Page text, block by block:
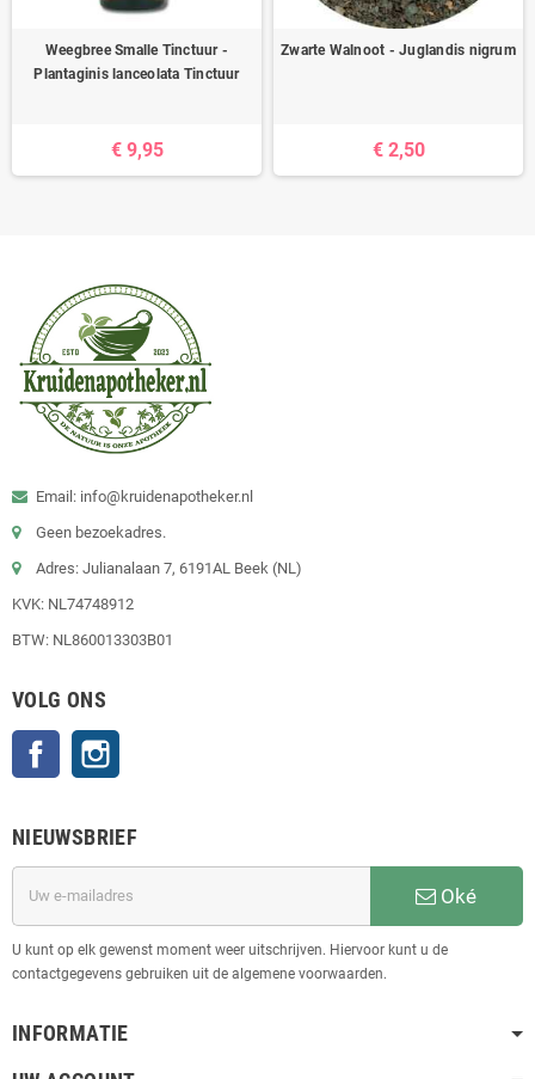
Weegbree Smalle Tinctuur -
Plantaginis lanceolata Tinctuur
€ 9,95
Zwarte Walnoot - Juglandis nigrum
€ 2,50
Email: info@kruidenapotheker.nl
Geen bezoekadres.
Adres: Julianalaan 7, 6191AL Beek (NL)
KVK: NL74748912
BTW: NL860013303B01
VOLG ONS
Facebook
NIEUWSBRIEF
Oké
U kunt op elk gewenst moment weer uitschrijven. Hiervoor kunt u de
contactgegevens gebruiken uit de algemene voorwaarden.
INFORMATIE